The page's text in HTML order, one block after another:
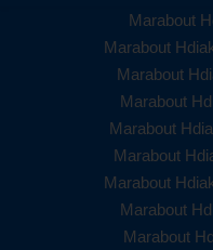
Marabout
Marabout
Marabout
Marabout
Marabout
Marabout
Marabout
Marabout
Marabout